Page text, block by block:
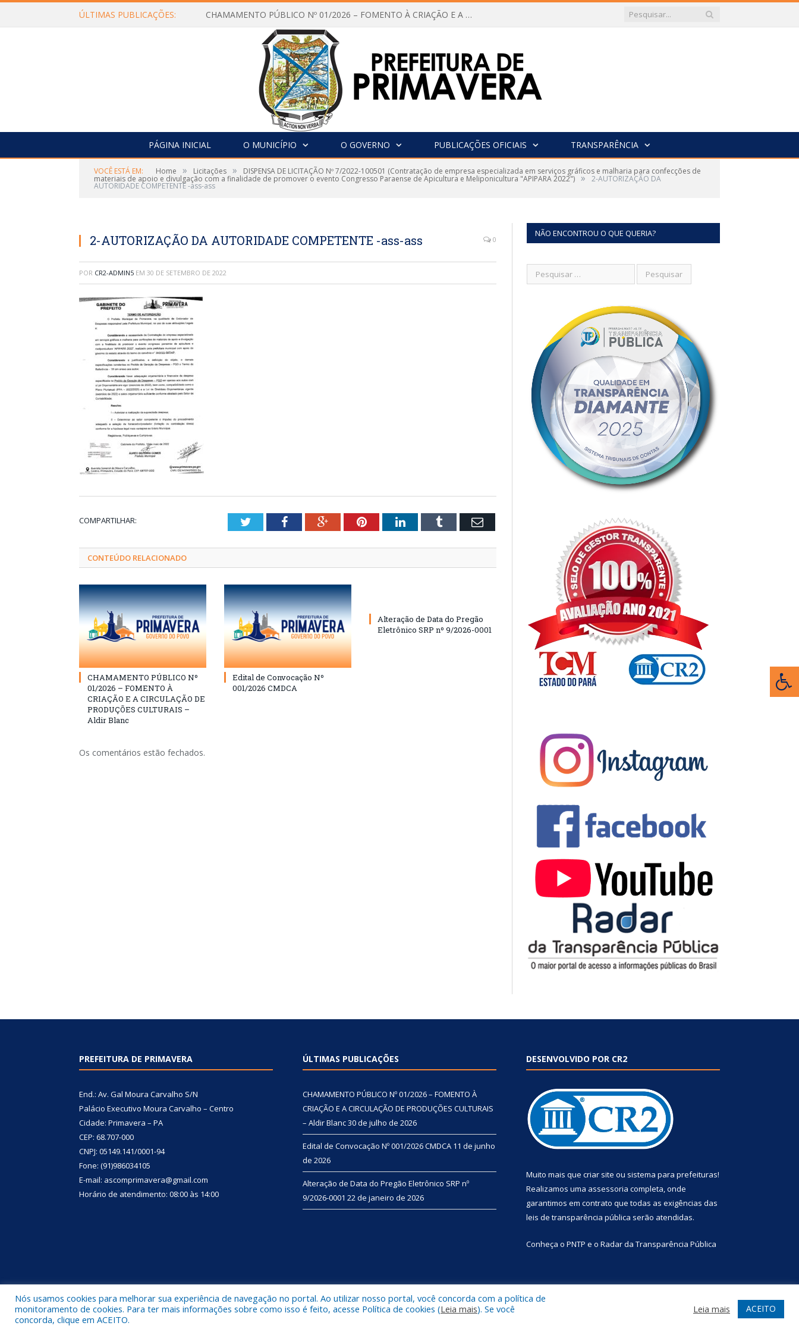
ÚLTIMAS PUBLICAÇÕES: CHAMAMENTO PÚBLICO Nº 01/2026 – FOMENTO À CRIAÇÃO E A CIRCULAÇÃO DE PRODUÇÕES CULTURAIS – Aldir Blanc
PÁGINA INICIAL O MUNICÍPIO O GOVERNO PUBLICAÇÕES OFICIAIS TRANSPARÊNCIA
VOCÊ ESTÁ EM: Home » Licitações » DISPENSA DE LICITAÇÃO Nº 7/2022-100501 (Contratação de empresa especializada em serviços gráficos e malharia para confecções de
materiais de apoio e divulgação com a finalidade de promover o evento Congresso Paraense de Apicultura e Meliponicultura "APIPARA 2022") » 2-AUTORIZAÇÃO DA
AUTORIDADE COMPETENTE -ass-ass
2-AUTORIZAÇÃO DA AUTORIDADE COMPETENTE -ass-ass 0
POR CR2-ADMIN5 EM 30 DE SETEMBRO DE 2022
COMPARTILHAR: TwitterFacebookGoogle+PinterestLinkedInTumblr Email
CONTEÚDO RELACIONADO
CHAMAMENTO PÚBLICO Nº
01/2026 – FOMENTO À
CRIAÇÃO E A CIRCULAÇÃO DE
PRODUÇÕES CULTURAIS –
Aldir Blanc
Edital de Convocação Nº
001/2026 CMDCA
Alteração de Data do Pregão
Eletrônico SRP nº 9/2026-0001
Os comentários estão fechados.
NÃO ENCONTROU O QUE QUERIA?
PREFEITURA DE PRIMAVERA
End.: Av. Gal Moura Carvalho S/N
Palácio Executivo Moura Carvalho – Centro
Cidade: Primavera – PA
CEP: 68.707-000
CNPJ: 05149.141/0001-94
Fone: (91)986034105
E-mail: ascomprimavera@gmail.com
Horário de atendimento: 08:00 às 14:00
ÚLTIMAS PUBLICAÇÕES
CHAMAMENTO PÚBLICO Nº 01/2026 – FOMENTO À
CRIAÇÃO E A CIRCULAÇÃO DE PRODUÇÕES CULTURAIS
– Aldir Blanc30 de julho de 2026
Edital de Convocação Nº 001/2026 CMDCA 11 de junho
de 2026
Alteração de Data do Pregão Eletrônico SRP nº
9/2026-0001 22 de janeiro de 2026
DESENVOLVIDO POR CR2
Muito mais que criar site ou sistema para prefeituras!
Realizamos uma assessoria completa, onde
garantimos em contrato que todas as exigências das
leis de transparência pública serão atendidas.
Conheça o PNTP e o Radar da Transparência Pública
Todos os direitos reservados a Prefeitura Municipal de Primavera. Mapa do Site Acessar Webmail
Nós usamos cookies para melhorar sua experiência de navegação no portal. Ao utilizar nosso portal, você concorda com a política de
monitoramento de cookies. Para ter mais informações sobre como isso é feito, acesse Política de cookies (Leia mais). Se você
concorda, clique em ACEITO.
Leia mais ACEITO